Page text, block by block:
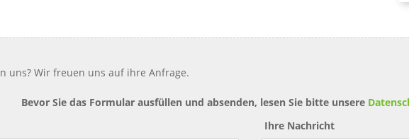
uns? Wir freuen uns auf ihre Anfrage.
Bevor Sie das Formular ausfüllen und absenden, lesen Sie bitte unsere
Ihre Nachricht